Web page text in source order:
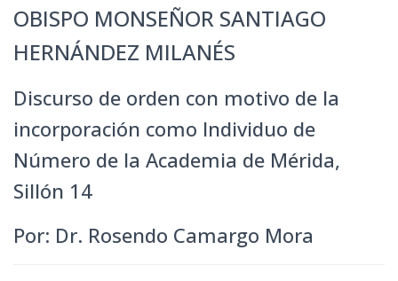
OBISPO MONSEÑOR SANTIAGO
HERNÁNDEZ MILANÉS
Discurso de orden con motivo de la
incorporación como Individuo de
Número de la Academia de Mérida,
Sillón 14
Por: Dr. Rosendo Camargo Mora